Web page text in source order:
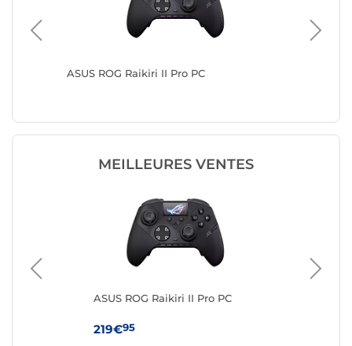
ASUS ROG Raikiri II Pro PC
MEILLEURES VENTES
ASUS ROG Raikiri II Pro PC
219€95